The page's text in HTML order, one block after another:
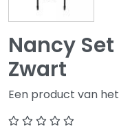
Nancy
Zwart
Een product van